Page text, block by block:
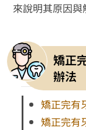
來說明其原因與
矯正
辦法
矯正完有
矯正完有